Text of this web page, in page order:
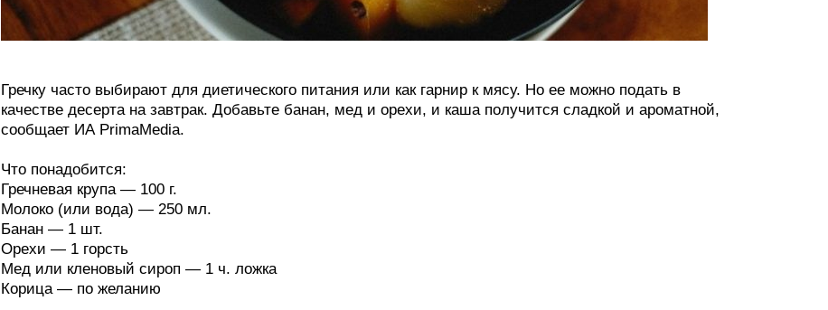
Гречку часто выбирают для диетического питания или как гарнир к мясу. Но ее можно подать в
качестве десерта на завтрак. Добавьте банан, мед и орехи, и каша получится сладкой и ароматной,
сообщает ИА PrimaMedia.
Что понадобится:
Гречневая крупа — 100 г.
Молоко (или вода) — 250 мл.
Банан — 1 шт.
Орехи — 1 горсть
Мед или кленовый сироп — 1 ч. ложка
Корица — по желанию